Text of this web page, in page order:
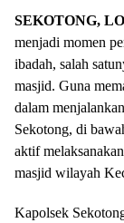
SEKOTONG,
menjadi momen
ibadah, salah
masjid. Guna
dalam
Sekotong, di
aktif
masjid wilayah
Kapolsek